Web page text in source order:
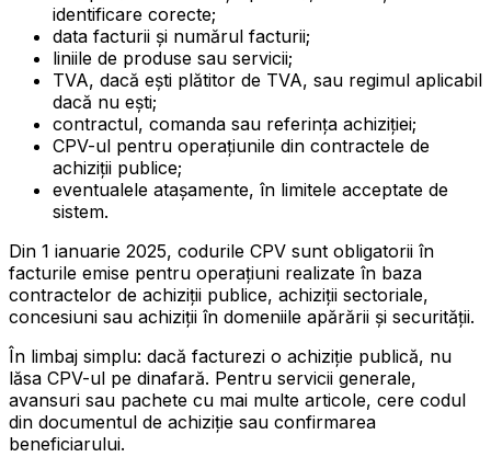
identificare corecte;
data facturii și numărul facturii;
liniile de produse sau servicii;
TVA, dacă ești plătitor de TVA, sau regimul aplicabil
dacă nu ești;
contractul, comanda sau referința achiziției;
CPV-ul pentru operațiunile din contractele de
achiziții publice;
eventualele atașamente, în limitele acceptate de
sistem.
Din 1 ianuarie 2025, codurile CPV sunt obligatorii în
facturile emise pentru operațiuni realizate în baza
contractelor de achiziții publice, achiziții sectoriale,
concesiuni sau achiziții în domeniile apărării și securității.
În limbaj simplu: dacă facturezi o achiziție publică, nu
lăsa CPV-ul pe dinafară. Pentru servicii generale,
avansuri sau pachete cu mai multe articole, cere codul
din documentul de achiziție sau confirmarea
beneficiarului.